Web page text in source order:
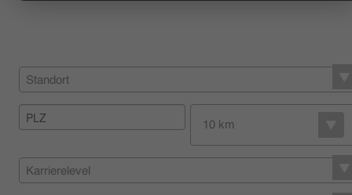
NACHHALTIGKEIT
HÄNDLERSUCHE
Standort
10 km
Karrierelevel